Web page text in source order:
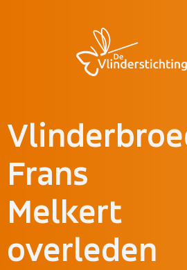
Frans
Melkert
overleden